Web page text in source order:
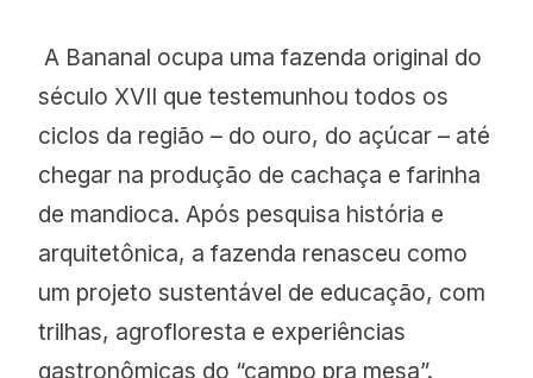
A Bananal ocupa uma fazenda original do
século XVII que testemunhou todos os
ciclos da região – do ouro, do açúcar – até
chegar na produção de cachaça e farinha
de mandioca. Após pesquisa história e
arquitetônica, a fazenda renasceu como
um projeto sustentável de educação, com
trilhas, agrofloresta e experiências
gastronômicas do “campo pra mesa”.